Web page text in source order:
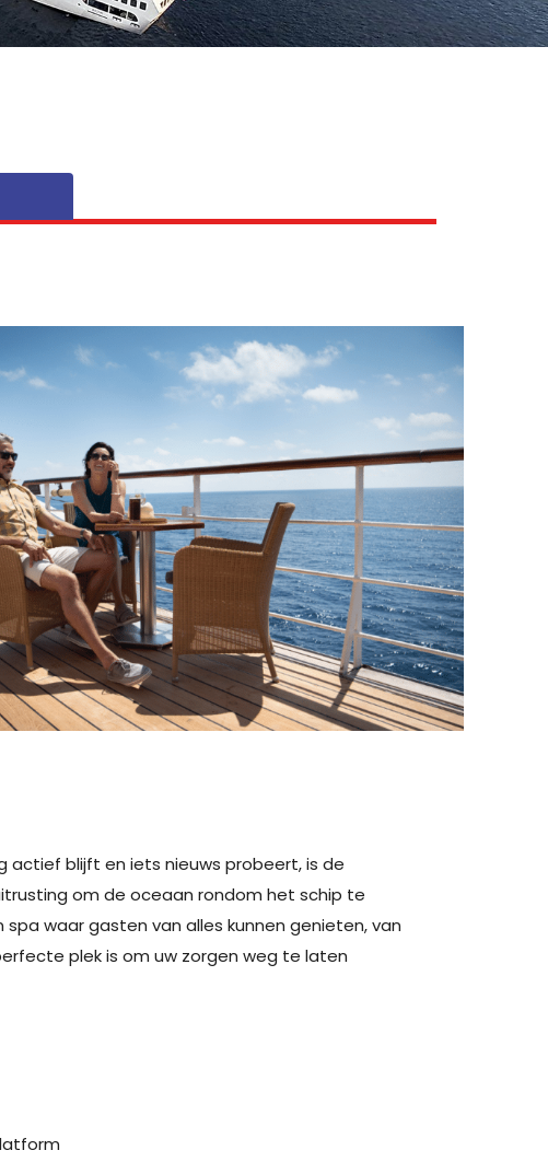
actief blijft en iets nieuws probeert, is de
om de oceaan rondom het schip te
waar gasten van alles kunnen genieten, van
plek is om uw zorgen weg te laten